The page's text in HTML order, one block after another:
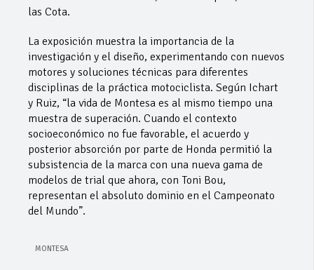
las Cota.
La exposición muestra la importancia de la
investigación y el diseño, experimentando con nuevos
motores y soluciones técnicas para diferentes
disciplinas de la práctica motociclista. Según Ichart
y Ruiz, “la vida de Montesa es al mismo tiempo una
muestra de superación. Cuando el contexto
socioeconómico no fue favorable, el acuerdo y
posterior absorción por parte de Honda permitió la
subsistencia de la marca con una nueva gama de
modelos de trial que ahora, con Toni Bou,
representan el absoluto dominio en el Campeonato
del Mundo”.
MONTESA